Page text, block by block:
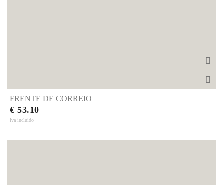
FRENTE DE CORREIO
€ 53.10
Iva incluído